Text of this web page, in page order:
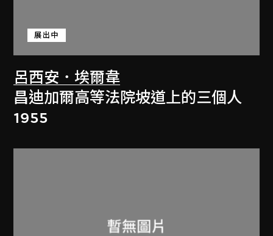
呂西安．埃爾韋
展出中
昌迪加爾高等法院坡道上的三個人
1955